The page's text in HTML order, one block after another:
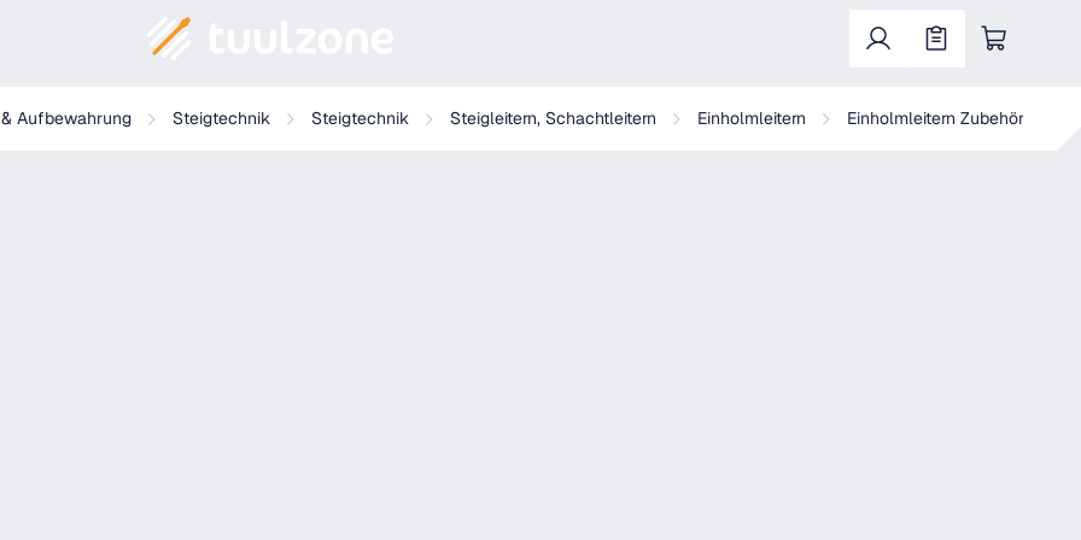
Warenkorb enthält 0 Positionen. Der
Aufbewahrung Steigtechnik Steigtechnik Steigleitern, Schachtleitern Einholmleitern Einholmleitern Zubehör